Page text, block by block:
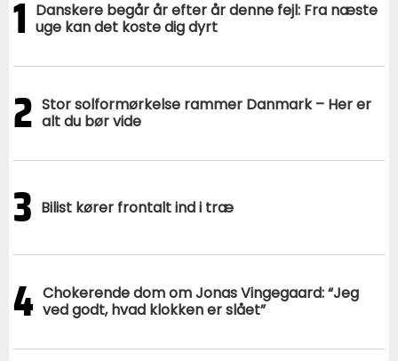
1 Danskere begår år efter år denne fejl: Fra næste
uge kan det koste dig dyrt
2 Stor solformørkelse rammer Danmark – Her er
alt du bør vide
3 Bilist kører frontalt ind i træ
4 Chokerende dom om Jonas Vingegaard: “Jeg
ved godt, hvad klokken er slået”